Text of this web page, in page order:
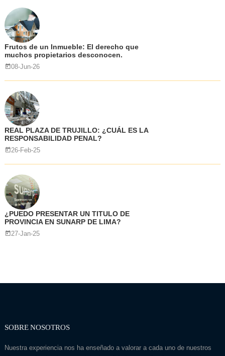
Frutos de un Inmueble: El derecho que
muchos propietarios desconocen.
08-Jun-26
REAL PLAZA DE TRUJILLO: ¿CUÁL ES LA
RESPONSABILIDAD PENAL?
26-Feb-25
¿PUEDO PRESENTAR UN TITULO DE
PROVINCIA EN SUNARP DE LIMA?
27-Jan-25
SOBRE NOSOTROS
Nuestra experiencia nos ha enseñado a valorar a cada uno de nuestros